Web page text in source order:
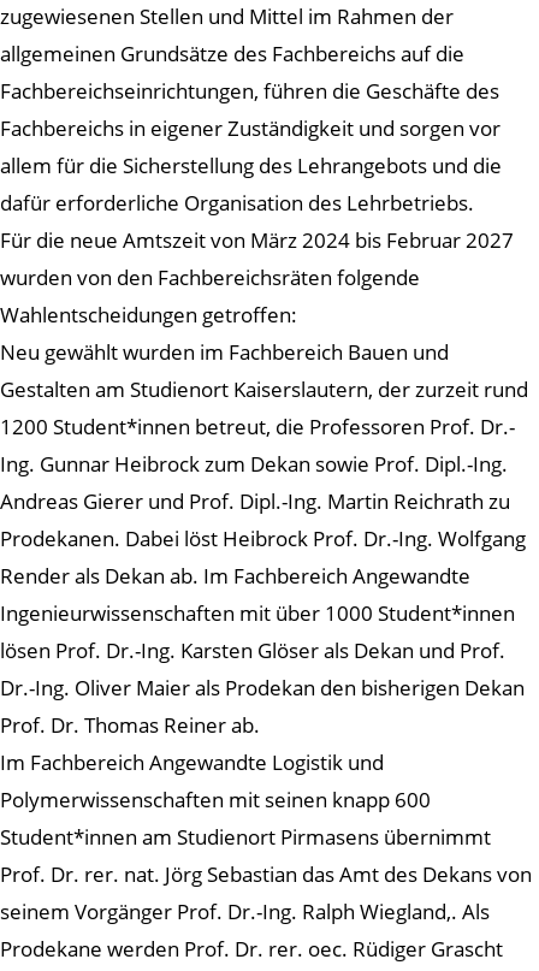
zugewiesenen Stellen und Mittel im Rahmen der
allgemeinen Grundsätze des Fachbereichs auf die
Fachbereichseinrichtungen, führen die Geschäfte des
Fachbereichs in eigener Zuständigkeit und sorgen vor
allem für die Sicherstellung des Lehrangebots und die
dafür erforderliche Organisation des Lehrbetriebs.
Für die neue Amtszeit von März 2024 bis Februar 2027
wurden von den Fachbereichsräten folgende
Wahlentscheidungen getroffen:
Neu gewählt wurden im Fachbereich Bauen und
Gestalten am Studienort Kaiserslautern, der zurzeit rund
1200 Student*innen betreut, die Professoren Prof. Dr.-
Ing. Gunnar Heibrock zum Dekan sowie Prof. Dipl.-Ing.
Andreas Gierer und Prof. Dipl.-Ing. Martin Reichrath zu
Prodekanen. Dabei löst Heibrock Prof. Dr.-Ing. Wolfgang
Render als Dekan ab. Im Fachbereich Angewandte
Ingenieurwissenschaften mit über 1000 Student*innen
lösen Prof. Dr.-Ing. Karsten Glöser als Dekan und Prof.
Dr.-Ing. Oliver Maier als Prodekan den bisherigen Dekan
Prof. Dr. Thomas Reiner ab.
Im Fachbereich Angewandte Logistik und
Polymerwissenschaften mit seinen knapp 600
Student*innen am Studienort Pirmasens übernimmt
Prof. Dr. rer. nat. Jörg Sebastian das Amt des Dekans von
seinem Vorgänger Prof. Dr.-Ing. Ralph Wiegland,. Als
Prodekane werden Prof. Dr. rer. oec. Rüdiger Grascht